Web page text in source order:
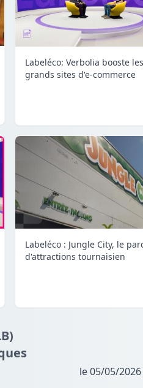
Labeléco: Verbolia booste les
grands sites d'e-commerce
Labeléco : Jungle City, le
d'attractions tournaisien
le 05/05/